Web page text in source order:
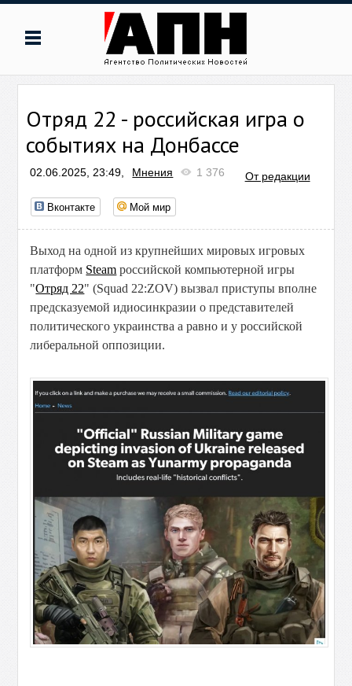
Отряд 22 - российская игра о
событиях на Донбассе
02.06.2025, 23:49, Мнения 1 376 От редакции
Вконтакте Мой мир
Выход на одной из крупнейших мировых игровых
платформ Steam российской компьютерной игры
"Отряд 22" (Squad 22:ZOV) вызвал приступы вполне
предсказуемой идиосинкразии о представителей
политического украинства а равно и у российской
либеральной оппозиции.